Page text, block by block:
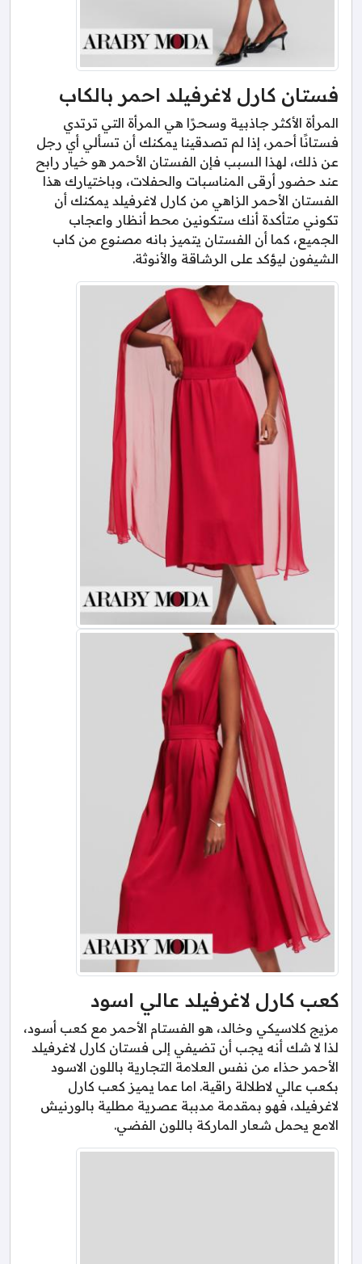
فستان كارل لاغرفيلد احمر بالكاب
المرأة الأكثر جاذبية وسحرًا هي المرأة التي ترتدي
فستانًا أحمر، إذا لم تصدقينا يمكنك أن تسألي أي رجل
عن ذلك، لهذا السبب فإن الفستان الأحمر هو خيار رابح
عند حضور أرقى المناسبات والحفلات، وباختيارك هذا
الفستان الأحمر الزاهي من كارل لاغرفيلد يمكنك أن
تكوني متأكدة أنك ستكونين محط أنظار واعجاب
الجميع، كما أن الفستان يتميز بانه مصنوع من كاب
الشيفون ليؤكد على الرشاقة والأنوثة.
كعب كارل لاغرفيلد عالي اسود
مزيج كلاسيكي وخالد، هو الفستام الأحمر مع كعب أسود،
لذا لا شك أنه يجب أن تضيفي إلى فستان كارل لاغرفيلد
الأحمر حذاء من نفس العلامة التجارية باللون الاسود
بكعب عالي لاطلالة راقية. اما عما يميز كعب كارل
لاغرفيلد، فهو بمقدمة مدببة عصرية مطلية بالورنيش
الامع يحمل شعار الماركة باللون الفضي.